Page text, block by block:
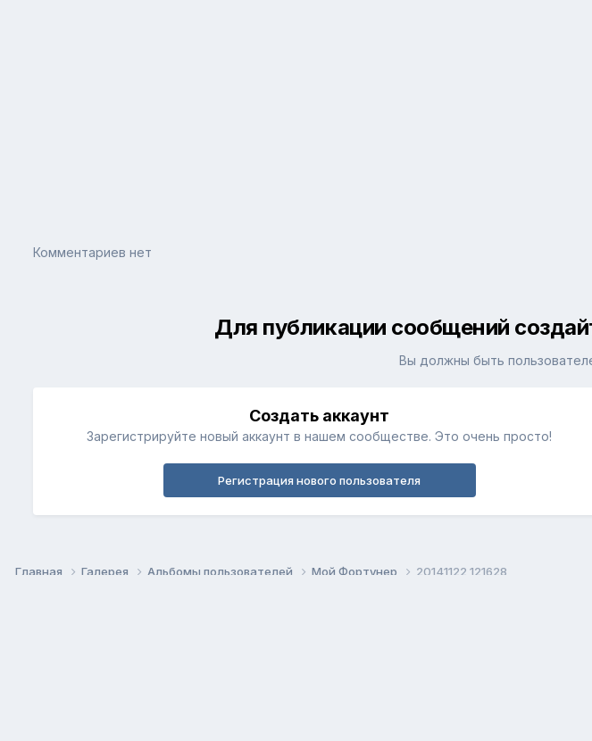
Комментариев нет
Для публикации сообщений
Вы должны быть
Создать аккаунт
Зарегистрируйте новый аккаунт в нашем сообществе. Это очень просто!
Регистрация нового пользователя
Главная Галерея Альбомы пользователей Мой Фортунер 20141122 121628